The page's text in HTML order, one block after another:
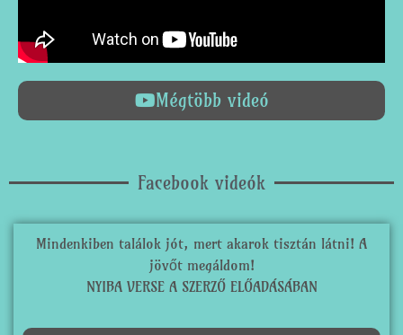
Mégtöbb videó
Facebook videók
Mindenkiben találok jót, mert akarok tisztán látni! A
jövőt megáldom!
NYIBA VERSE A SZERZŐ ELŐADÁSÁBAN